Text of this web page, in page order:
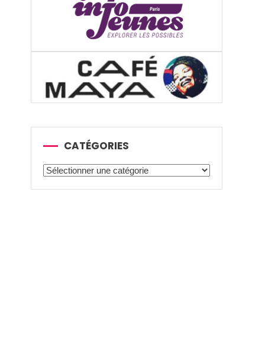
CATÉGORIES
Catégories